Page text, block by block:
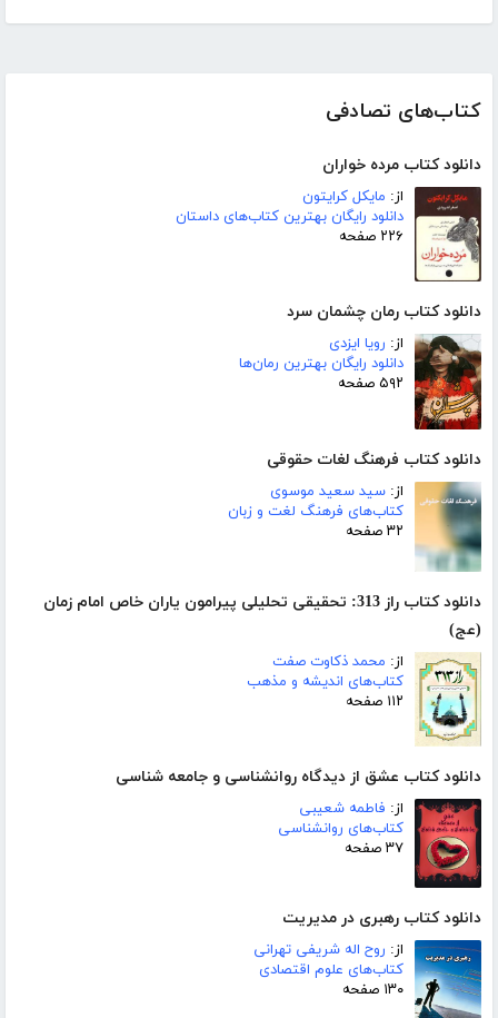
کتاب‌های تصادفی
دانلود کتاب مرده خواران
از: مایکل کرایتون
دانلود رایگان بهترین کتاب‌های داستان
۲۲۶ صفحه
دانلود کتاب رمان چشمان سرد
از: رویا ایزدی
دانلود رایگان بهترین رمان‌ها
۵۹۲ صفحه
دانلود کتاب فرهنگ لغات حقوقی
از: سید سعید موسوی
کتاب‌های فرهنگ لغت و زبان
۳۲ صفحه
دانلود کتاب راز 313: تحقیقی تحلیلی پیرامون یاران خاص امام زمان
(عج)
از: محمد ذکاوت صفت
کتاب‌های اندیشه و مذهب
۱۱۲ صفحه
دانلود کتاب عشق از دیدگاه روانشناسی و جامعه شناسی
از: فاطمه شعیبی
کتاب‌های روانشناسی
۳۷ صفحه
دانلود کتاب رهبری در مدیریت
از: روح اله شریفی تهرانی
کتاب‌های علوم اقتصادی
۱۳۰ صفحه